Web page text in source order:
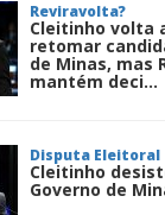
Reviravolta?
Cleitinho volta
retomar
de Minas, mas
mantém deci...
Disputa Eleitoral
Cleitinho
Governo de